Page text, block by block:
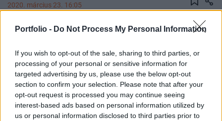
Portfolio - Do Not Process My Personal Information
If you wish to opt-out of the sale, sharing to third parties, or
processing of your personal or sensitive information for
targeted advertising by us, please use the below opt-out
section to confirm your selection. Please note that after your
opt-out request is processed you may continue seeing
interest-based ads based on personal information utilized by
us or personal information disclosed to third parties prior to
2020. március 23. 16:05
Minden idők leggyorsabb 30 százalékos esését
pánik, rövidebb idő kellett hozzá, mint a Nagy
Gazdasági Világválság idején.
22 nap. Mindössze ennyi kellett az átfogó amerikai
indexnek, az S&P 500-nak, hogy 30 százalékot zuhanjon a
legutóbbi csúcsáról, ami rekordsebességet jelent a